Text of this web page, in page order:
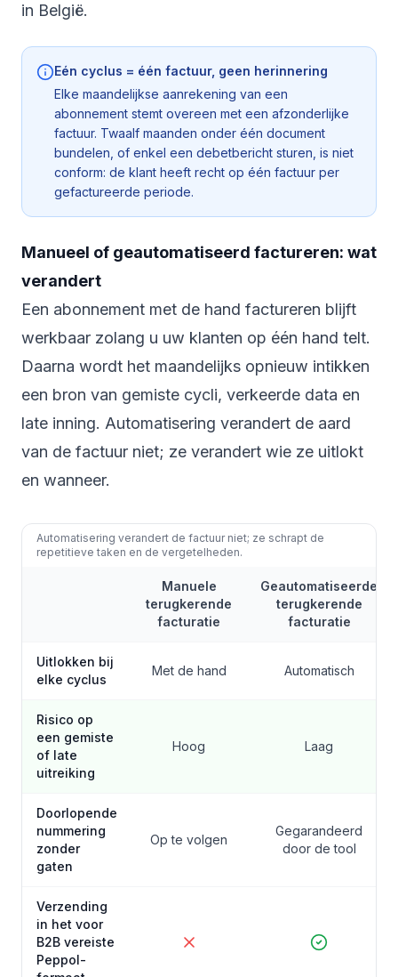
in België.
Eén cyclus = één factuur, geen herinnering
Elke maandelijkse aanrekening van een
abonnement stemt overeen met een afzonderlijke
factuur. Twaalf maanden onder één document
bundelen, of enkel een debetbericht sturen, is niet
conform: de klant heeft recht op één factuur per
gefactureerde periode.
Manueel of geautomatiseerd factureren: wat
verandert
Een abonnement met de hand factureren blijft
werkbaar zolang u uw klanten op één hand telt.
Daarna wordt het maandelijks opnieuw intikken
een bron van gemiste cycli, verkeerde data en
late inning. Automatisering verandert de aard
van de factuur niet; ze verandert wie ze uitlokt
en wanneer.
Automatisering verandert de factuur niet; ze schrapt de
repetitieve taken en de vergetelheden.
Manuele
terugkerende
facturatie
Geautomatiseerde
terugkerende
facturatie
Uitlokken bij
elke cyclus
Met de hand Automatisch
Risico op
een gemiste
of late
uitreiking
Hoog Laag
Doorlopende
nummering
zonder
gaten
Op te volgen
Gegarandeerd
door de tool
Verzending
in het voor
B2B vereiste
Peppol-